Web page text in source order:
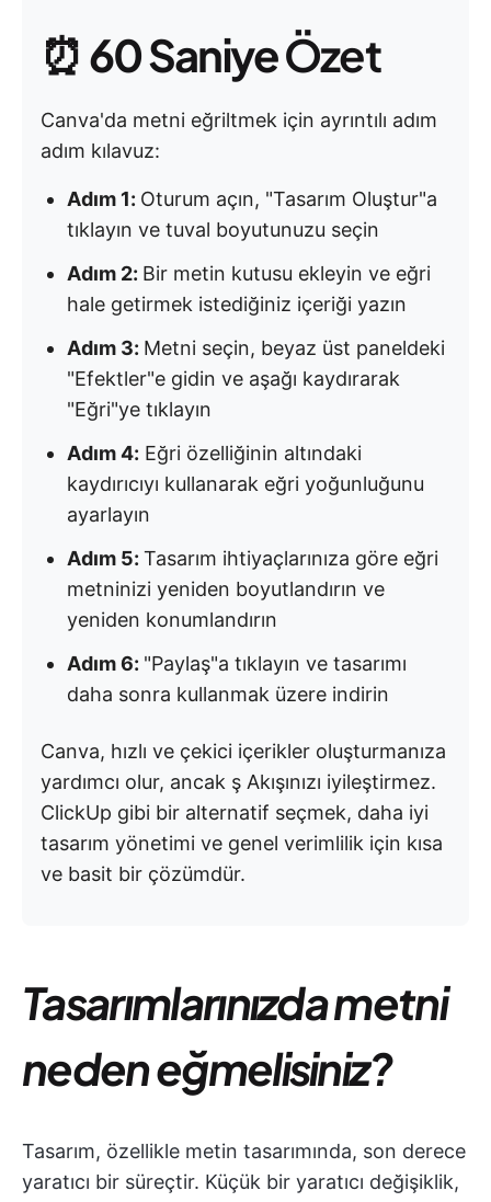
⏰ 60 SaniyeÖzet
Canva'da metni eğriltmek için ayrıntılı adım
adım kılavuz:
Adım 1: Oturum açın, "Tasarım Oluştur"a
tıklayın ve tuval boyutunuzu seçin
Adım 2: Bir metin kutusu ekleyin ve eğri
hale getirmek istediğiniz içeriği yazın
Adım 3: Metni seçin, beyaz üst paneldeki
"Efektler"e gidin ve aşağı kaydırarak
"Eğri"ye tıklayın
Adım 4: Eğri özelliğinin altındaki
kaydırıcıyı kullanarak eğri yoğunluğunu
ayarlayın
Adım 5: Tasarım ihtiyaçlarınıza göre eğri
metninizi yeniden boyutlandırın ve
yeniden konumlandırın
Adım 6: "Paylaş"a tıklayın ve tasarımı
daha sonra kullanmak üzere indirin
Canva, hızlı ve çekici içerikler oluşturmanıza
yardımcı olur, ancak ş Akışınızı iyileştirmez.
ClickUp gibi bir alternatif seçmek, daha iyi
tasarım yönetimi ve genel verimlilik için kısa
ve basit bir çözümdür.
Tasarımlarınızda metni
neden eğmelisiniz?
Tasarım, özellikle metin tasarımında, son derece
yaratıcı bir süreçtir. Küçük bir yaratıcı değişiklik,